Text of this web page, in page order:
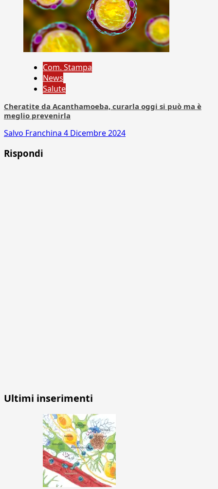
Com. Stampa
News
Salute
Cheratite da Acanthamoeba, curarla oggi si può ma è
meglio prevenirla
Salvo Franchina 4 Dicembre 2024
Rispondi
Ultimi inserimenti